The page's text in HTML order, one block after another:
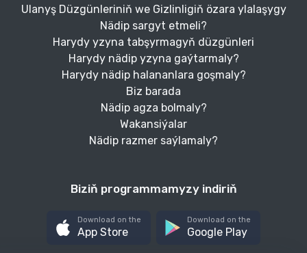
Ulanyş Düzgünleriniň we Gizlinligiň özara ylalaşygy
Nädip sargyt etmeli?
Harydy yzyna tabşyrmagyň düzgünleri
Harydy nädip yzyna gaýtarmaly?
Harydy nädip halananlara goşmaly?
Biz barada
Nädip agza bolmaly?
Wakansiýalar
Nädip razmer saýlamaly?
Biziň programmamyzy indiriň
Download on the
App Store
Download on the
Google Play